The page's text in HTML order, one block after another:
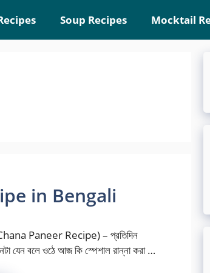
Soup Recipes Mocktail
in Bengali
Paneer Recipe) – প্রতিদিন
যেন বলে ওঠে আজ কি স্পেশাল রান্না করা …